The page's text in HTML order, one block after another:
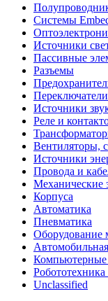
Системы
Источники
Пассивные
Разъeмы
Источники
Реле и
Вентиляторы,
Источники
Провода и
Механические
Корпуса
Автоматика
Пневматика
Оборудование
Компьютерные
Unclassified